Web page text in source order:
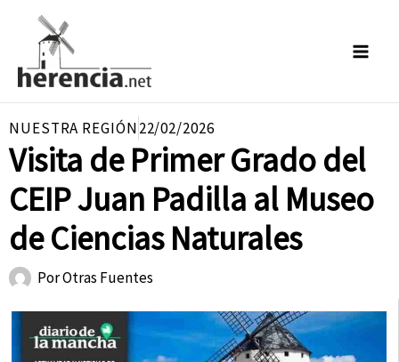
contenido
NUESTRA REGIÓN22/02/2026
Visita de Primer Grado del
CEIP Juan Padilla al Museo
de Ciencias Naturales
PorOtras Fuentes